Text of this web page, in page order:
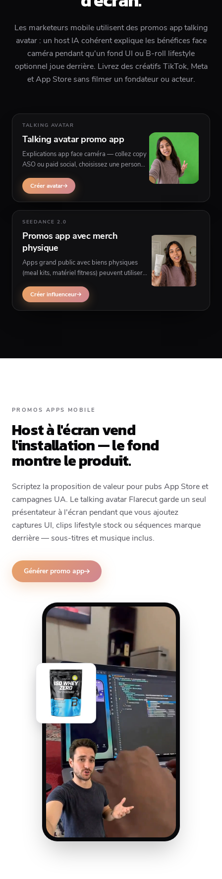
Les marketeurs mobile utilisent des promos app talking
avatar : un host IA cohérent explique les bénéfices face
caméra pendant qu'un fond UI ou B-roll lifestyle
optionnel joue derrière. Livrez des créatifs TikTok, Meta
et App Store sans filmer un fondateur ou acteur.
TALKING AVATAR
Talking avatar promo app
Explications app face caméra — collez copy
ASO ou paid social, choisissez une persona
d'écran ou séquences lifestyle optionnelles
derrière le présentateur.
Créer avatar
SEEDANCE 2.0
Promos app avec merch
physique
Apps grand public avec biens physiques
(meal kits, matériel fitness) peuvent utiliser
apparaître dans les mains du créateur sur
plusieurs scènes.
Créer influenceur
PROMOS APPS MOBILE
Host à l'écran vend
l'installation — le fond
montre le produit.
Scriptez la proposition de valeur pour pubs App Store et
campagnes UA. Le talking avatar Flarecut garde un seul
présentateur à l'écran pendant que vous ajoutez
captures UI, clips lifestyle stock ou séquences marque
derrière — sous-titres et musique inclus.
Générer promo app